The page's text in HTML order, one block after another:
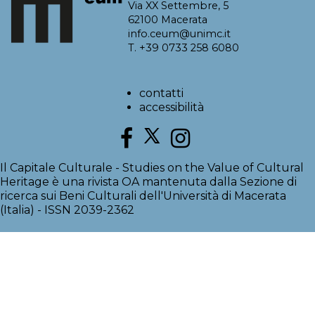
Via XX Settembre, 5
62100 Macerata
info.ceum@unimc.it
T. +39 0733 258 6080
contatti
accessibilità
Il Capitale Culturale - Studies on the Value of Cultural
Heritage è una rivista OA mantenuta dalla Sezione di
ricerca sui Beni Culturali dell'Università di Macerata
(Italia) - ISSN 2039-2362